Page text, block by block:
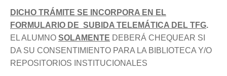
DICHO TRÁMITE SE INCORPORA EN EL
FORMULARIO DE SUBIDA TELEMÁTICA DEL TFG.
EL ALUMNO SOLAMENTE DEBERÁ CHEQUEAR SI
DA SU CONSENTIMIENTO PARA LA BIBLIOTECA Y/O
REPOSITORIOS INSTITUCIONALES